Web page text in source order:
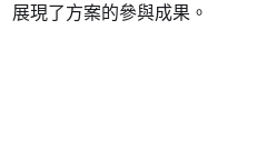
展現了方案的參與成果。